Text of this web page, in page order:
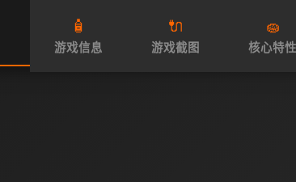
🧴
游戏信息
🔌
游戏截图
🧽
核心特性